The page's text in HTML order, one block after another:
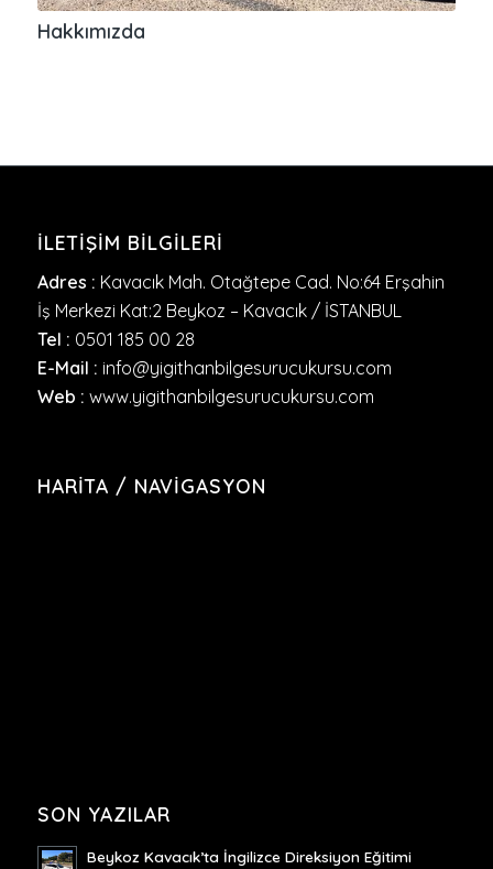
Hakkımızda
İLETIŞIM BILGILERI
Adres : Kavacık Mah. Otağtepe Cad. No:64 Erşahin
İş Merkezi Kat:2 Beykoz – Kavacık / İSTANBUL
Tel : 0501 185 00 28
E-Mail : info@yigithanbilgesurucukursu.com
Web : www.yigithanbilgesurucukursu.com
HARITA / NAVIGASYON
SON YAZILAR
Beykoz Kavacık’ta İngilizce Direksiyon Eğitimi